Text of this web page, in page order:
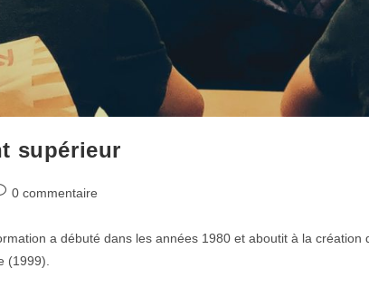
supérieur
0 commentaire
a débuté dans les années 1980 et aboutit à la
(1999).